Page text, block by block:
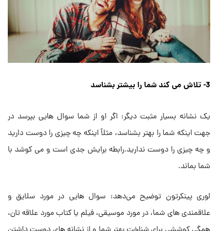
3- تلاش می کند شما را بیشتر بشناسد
یک نشانه بسیار مثبت دیگر: اگر او از شما سوال هایی بپرسد در
جهت اینکه شما را بهتر بشناسد، مثلاً اینکه چه چیزی را دوست دارید
و چه چیزی را دوست ندارید.رابطه برایش جدی است و می کوشد با
شما بماند.
لوری پینکرتون توضیح می‌دهد: سوال هایی در مورد سلایق و
علاقمندی های شما، در مورد موسیقی، فیلم یا کتاب مورد علاقه تان،